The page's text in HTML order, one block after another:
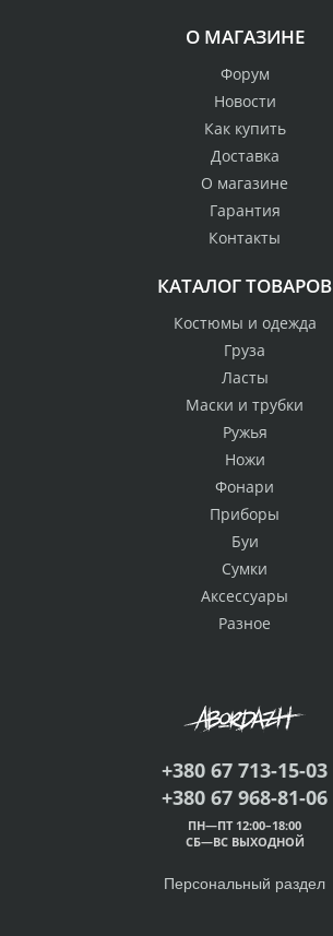
О МАГАЗИНЕ
Форум
Новости
Как купить
Доставка
О магазине
Гарантия
Контакты
КАТАЛОГ ТОВАРОВ
Костюмы и одежда
Груза
Ласты
Маски и трубки
Ружья
Ножи
Фонари
Приборы
Буи
Сумки
Аксессуары
Разное
+380 67 713-15-03
+380 67 968-81-06
ПН—ПТ 12:00–18:00
СБ—ВС ВЫХОДНОЙ
Персональный раздел